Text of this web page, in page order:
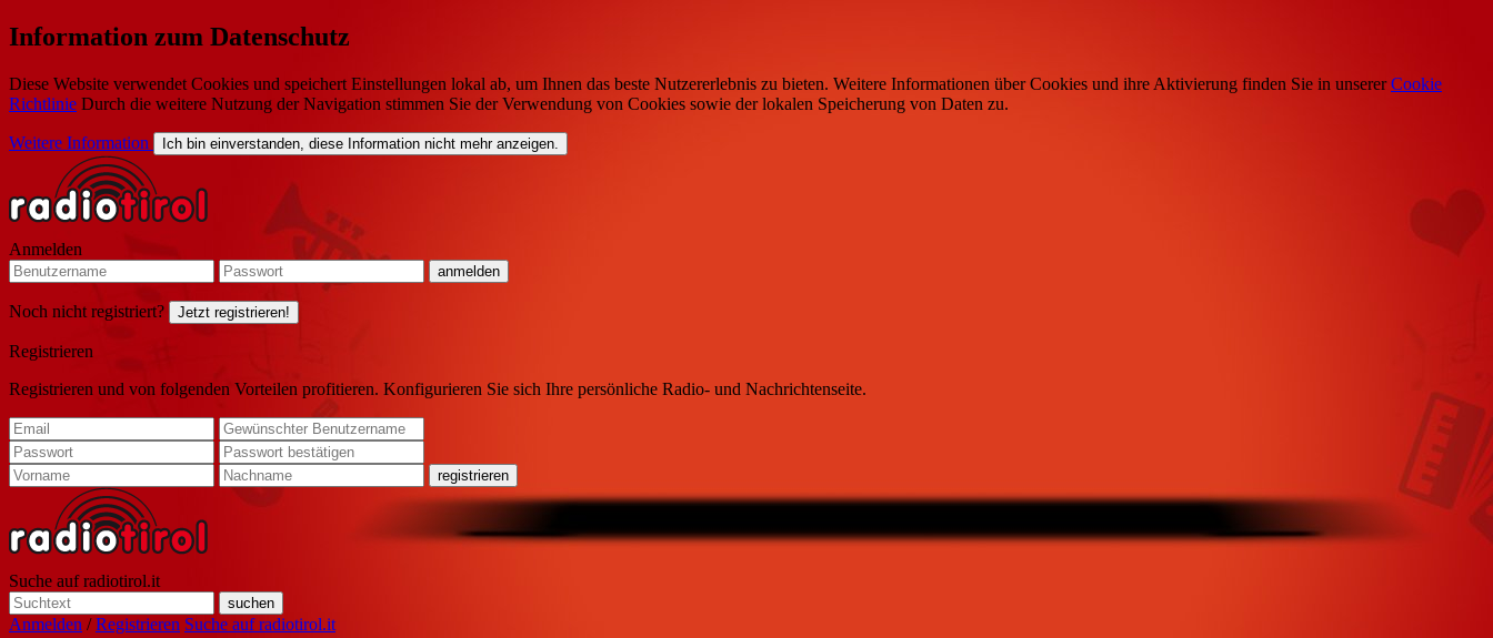
Information zum Datenschutz
Diese Website verwendet Cookies und speichert Einstellungen lokal ab, um Ihnen das beste Nutzererlebnis zu bieten. Weitere Informationen über Cookies und ihre Aktivierung finden Sie in unsererCookie
Richtlinie Durch die weitere Nutzung der Navigation stimmen Sie der Verwendung von Cookies sowie der lokalen Speicherung von Daten zu.
Weitere Information Ich bin einverstanden, diese Information nicht mehr anzeigen.
Anmelden
Noch nicht registriert? Jetzt registrieren!
Registrieren
Registrieren und von folgenden Vorteilen profitieren. Konfigurieren Sie sich Ihre persönliche Radio- und Nachrichtenseite.
Suche auf radiotirol.it
Anmelden /Registrieren Suche auf radiotirol.it